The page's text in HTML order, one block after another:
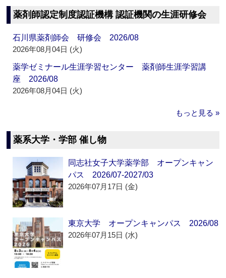
薬剤師認定制度認証機構 認証機関の生涯研修会
石川県薬剤師会 研修会 2026/08
2026年08月04日 (火)
薬学ゼミナール生涯学習センター 薬剤師生涯学習講
座 2026/08
2026年08月04日 (火)
もっと見る »
薬系大学・学部 催し物
同志社女子大学薬学部 オープンキャン
パス 2026/07-2027/03
2026年07月17日 (金)
東京大学 オープンキャンパス 2026/08
2026年07月15日 (水)